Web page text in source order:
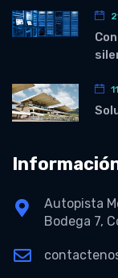
Autopista
Bodega 7,